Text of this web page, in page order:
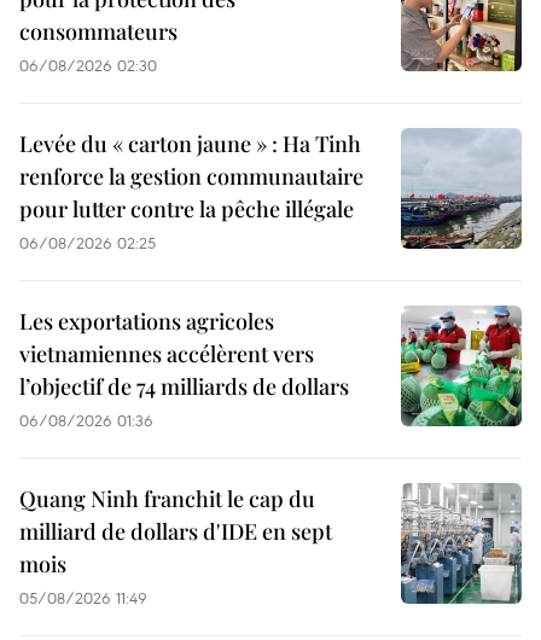
consommateurs
06/08/2026 02:30
Levée du « carton jaune » : Ha Tinh
renforce la gestion communautaire
pour lutter contre la pêche illégale
06/08/2026 02:25
Les exportations agricoles
vietnamiennes accélèrent vers
l’objectif de 74 milliards de dollars
06/08/2026 01:36
Quang Ninh franchit le cap du
milliard de dollars d'IDE en sept
mois
05/08/2026 11:49